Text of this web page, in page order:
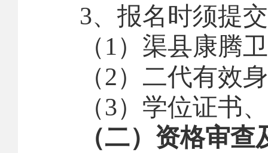
3、报名时须提
（1）渠县康腾
（2）二代有效
（3）学位证书
（二） 资格审查